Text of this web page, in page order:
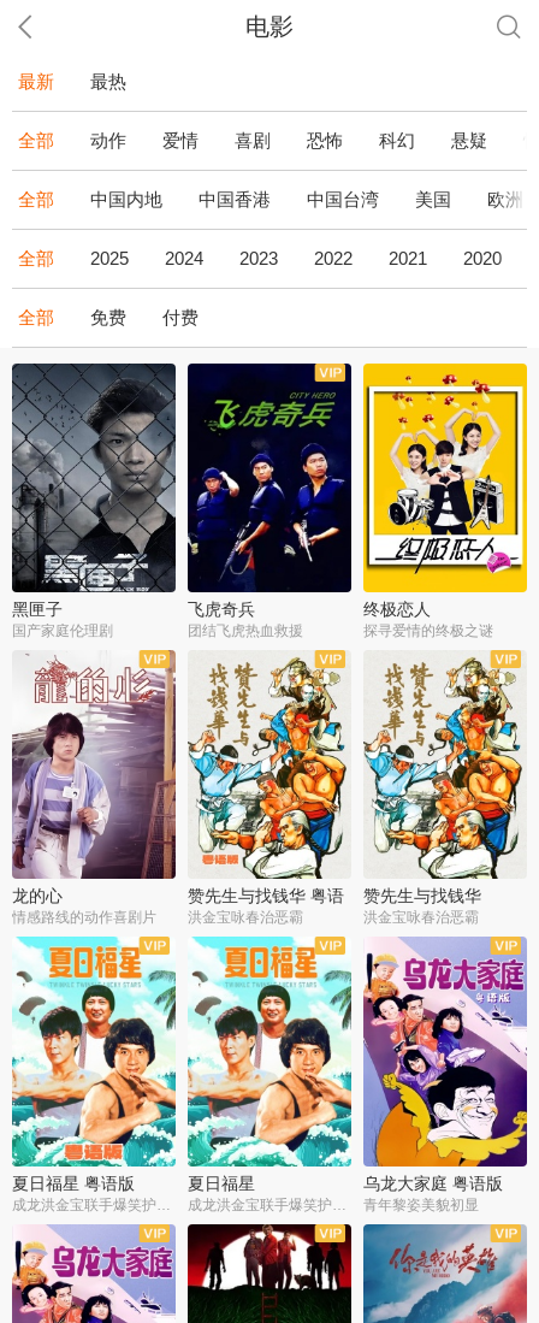
电影
最新 最热
全部 动作 爱情 喜剧 恐怖 科幻 悬疑
全部 中国内地 中国香港 中国台湾 美国 欧洲
全部 2025 2024 2023 2022 2021 2020
全部 免费 付费
黑匣子
国产家庭伦理剧
飞虎奇兵
团结飞虎热血救援
终极恋人
探寻爱情的终极之谜
龙的心
情感路线的动作喜剧片
赞先生与找钱华 粤语
版
洪金宝咏春治恶霸
赞先生与找钱华
洪金宝咏春治恶霸
夏日福星 粤语版 夏日福星 乌龙大家庭 粤语版
青年黎姿美貌初显